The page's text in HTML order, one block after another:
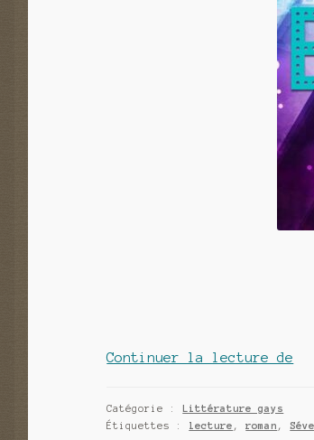
Continuer la lecture de
Catégorie :Littérature gays
Étiquettes : lecture ,roman ,